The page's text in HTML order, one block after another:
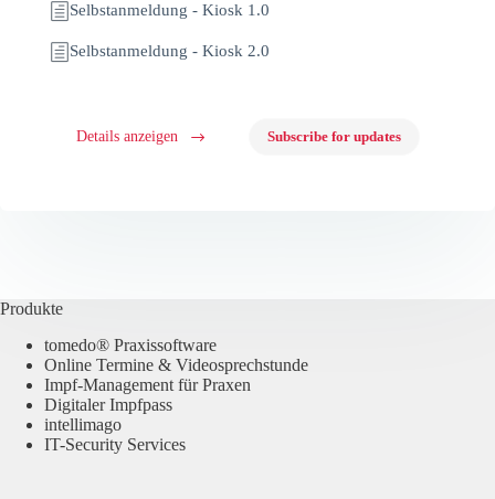
Selbstanmeldung - Kiosk 1.0
Selbstanmeldung - Kiosk 2.0
Details anzeigen Subscribe for updates
Produkte
tomedo® Praxissoftware
Online Termine & Videosprechstunde
Impf-Management für Praxen
Digitaler Impfpass
intellimago
IT-Security Services